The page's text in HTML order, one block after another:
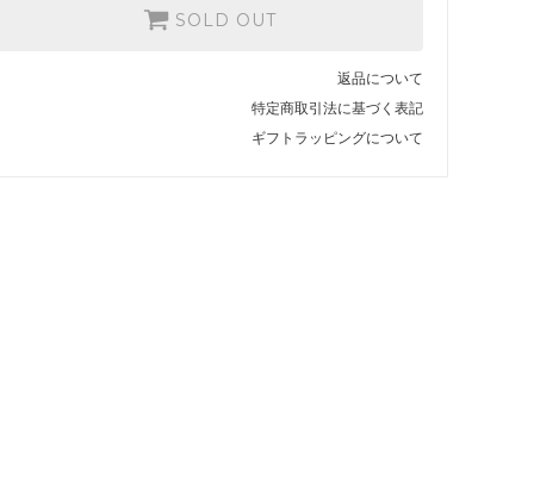
SOLD OUT
返品について
特定商取引法に基づく表記
ギフトラッピングについて